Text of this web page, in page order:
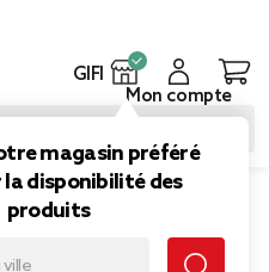
GIFI
magasin préféré
disponibilité des
produits
Mon compte
maquillage
L84cm